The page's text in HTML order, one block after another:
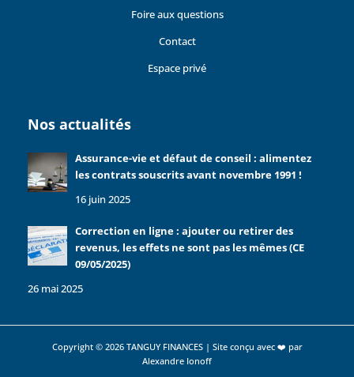
Foire aux questions
Contact
Espace privé
Nos actualités
Assurance-vie et défaut de conseil : alimentez
les contrats souscrits avant novembre 1991 !
16 juin 2025
Correction en ligne : ajouter ou retirer des
revenus, les effets ne sont pas les mêmes (CE
09/05/2025)
26 mai 2025
Copyright © 2026 TANGUY FINANCES | Site conçu avec ❤️ par
Alexandre Ionoff